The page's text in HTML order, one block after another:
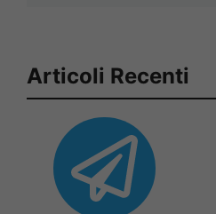
Articoli Recenti